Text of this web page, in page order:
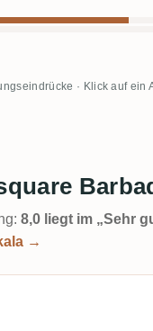
· Klick auf ein
8,0 liegt im „Sehr
→